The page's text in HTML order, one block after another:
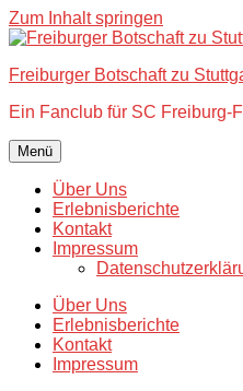
Zum Inhalt springen
Freiburger Botschaft zu
Ein Fanclub für SC Freiburg-
Menü
Über Uns
Erlebnisberichte
Kontakt
Impressum
Über Uns
Erlebnisberichte
Kontakt
Impressum